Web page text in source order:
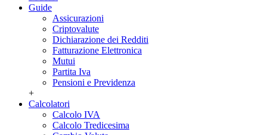
Guide
Assicurazioni
Criptovalute
Dichiarazione dei Redditi
Fatturazione Elettronica
Mutui
Partita Iva
Pensioni e Previdenza
+
Calcolatori
Calcolo IVA
Calcolo Tredicesima